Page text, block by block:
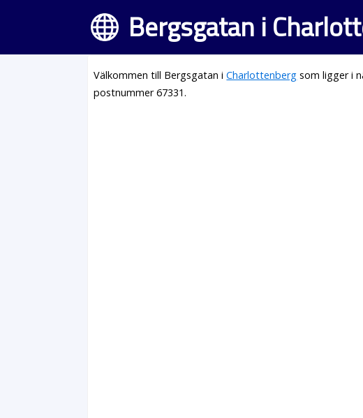
Bergsgatan i
Välkommen till Bergsgatan iCharlottenberg som ligger i
postnummer 67331.